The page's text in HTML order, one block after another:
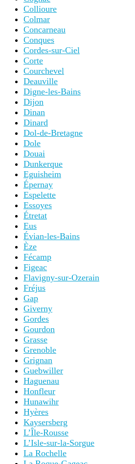
Collioure
Colmar
Concarneau
Conques
Cordes-sur-Ciel
Corte
Courchevel
Deauville
Digne-les-Bains
Dijon
Dinan
Dinard
Dol-de-Bretagne
Dole
Douai
Dunkerque
Eguisheim
Épernay
Espelette
Essoyes
Étretat
Eus
Évian-les-Bains
Èze
Fécamp
Figeac
Flavigny-sur-Ozerain
Fréjus
Gap
Giverny
Gordes
Gourdon
Grasse
Grenoble
Grignan
Guebwiller
Haguenau
Honfleur
Hunawihr
Hyères
Kaysersberg
L’Île-Rousse
L’Isle-sur-la-Sorgue
La Rochelle